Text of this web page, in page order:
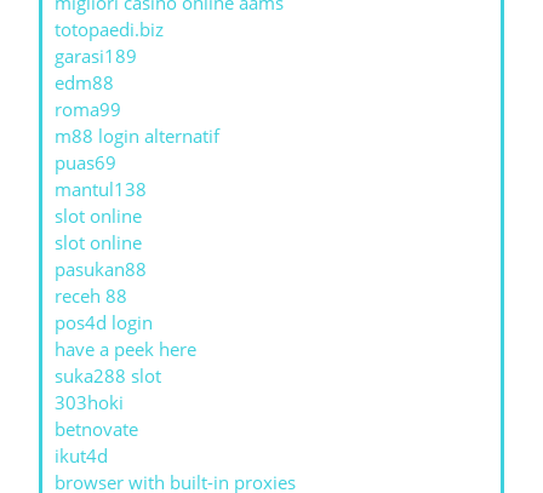
totopaedi.biz
garasi189
edm88
roma99
m88 login alternatif
puas69
mantul138
slot online
slot online
pasukan88
receh 88
pos4d login
have a peek here
suka288 slot
303hoki
betnovate
ikut4d
browser with built-in proxies